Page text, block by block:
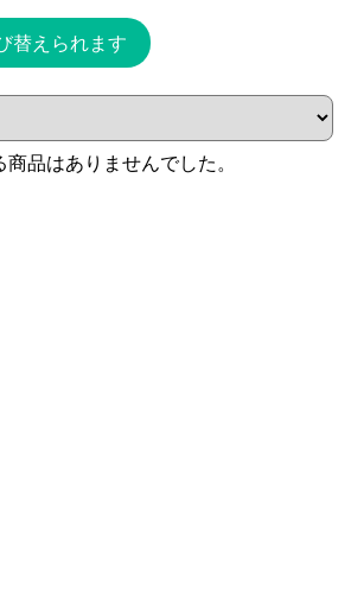
替えられます
品はありませんでした。